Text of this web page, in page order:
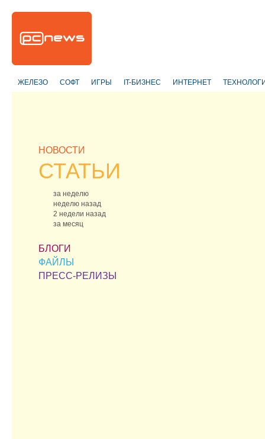
ЖЕЛЕЗО СОФТ ИГРЫ IT-БИЗНЕС ИНТЕРНЕТ
НОВОСТИ
СТАТЬИ
за неделю
неделю назад
2 недели назад
за месяц
БЛОГИ
ФАЙЛЫ
ПРЕСС-РЕЛИЗЫ